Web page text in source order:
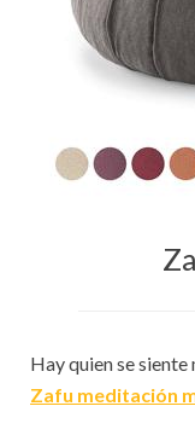
Hay quien se
Zafu meditación